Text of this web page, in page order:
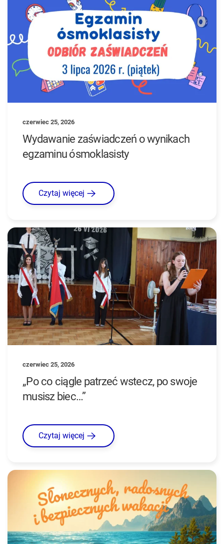
czerwiec 25, 2026
Wydawanie zaświadczeń o wynikach
egzaminu ósmoklasisty
Czytaj więcej
czerwiec 25, 2026
„Po co ciągle patrzeć wstecz, po swoje
musisz biec…”
Czytaj więcej